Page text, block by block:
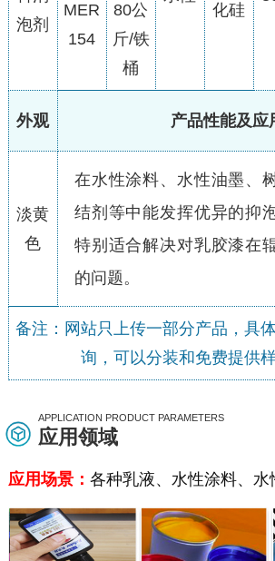
泡剂
MER
154
80公
斤/铁
桶
化硅
外观 产品性能及应
淡黄
色
在水性涂料、水性油墨、
结剂等中能发挥优异的抑
特别适合解决对乳胶漆在
的问题。
备注：网站只上传一部分产品，具
询，可以分装和免费提供
APPLICATION PRODUCT PARAMETERS
应用领域
应用场景： 各种乳液、水性涂料、水